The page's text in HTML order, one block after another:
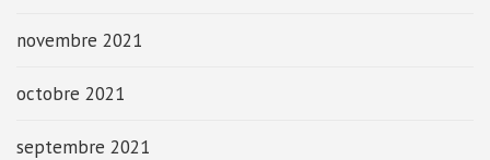
novembre 2021
octobre 2021
septembre 2021